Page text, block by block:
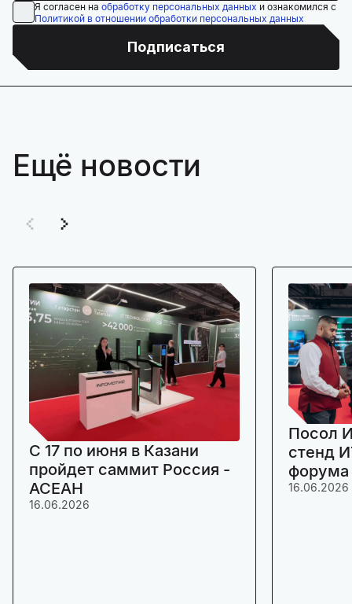
Я согласен на обработку персональных данных и ознакомился с
Политикой в отношении обработки персональных данных
Подписаться
Ещё новости
C 17 по июня в Казани
пройдет саммит Россия -
АСЕАН
16.06.2026
Посол
стенд
16.06.2026